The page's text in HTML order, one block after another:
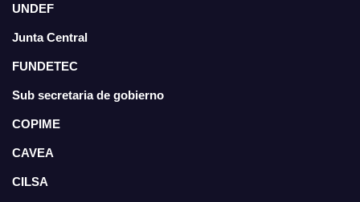
UNDEF
Junta Central
FUNDETEC
Sub secretaria de gobierno
COPIME
CAVEA
CILSA